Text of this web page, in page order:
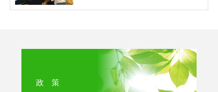
政 策